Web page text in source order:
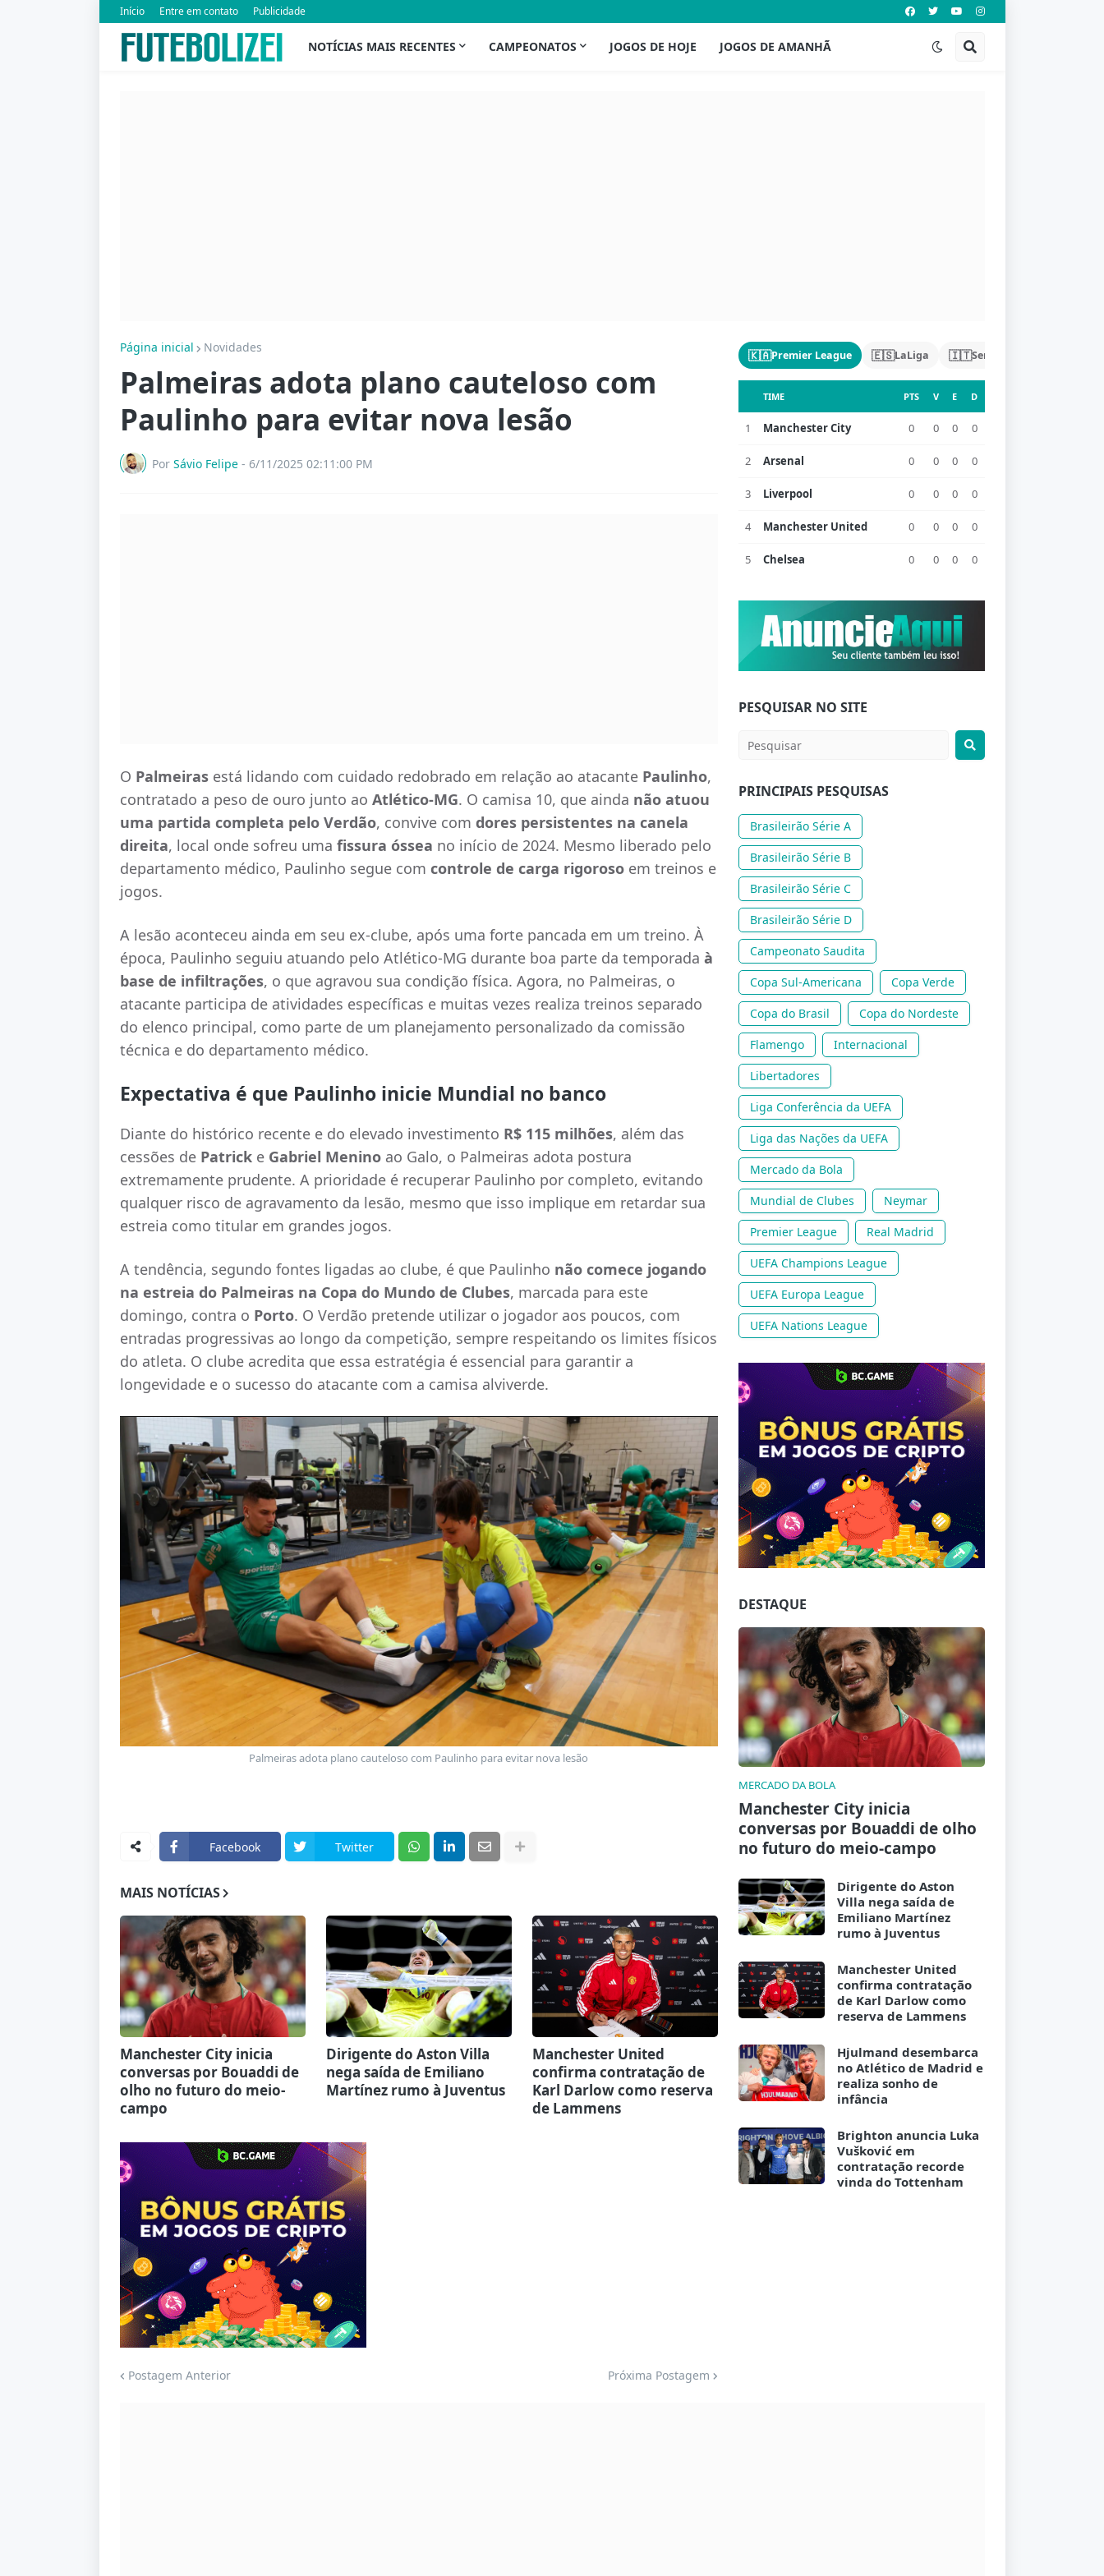
Início Entre em contato Publicidade
NOTÍCIAS MAIS RECENTES CAMPEONATOS JOGOS DE HOJE JOGOS DE AMANHÃ
Página inicial Novidades
Palmeiras adota plano cauteloso com
Paulinho para evitar nova lesão
Por Sávio Felipe - 6/11/2025 02:11:00 PM
O Palmeirasestá lidando com cuidado redobrado em relação ao atacante Paulinho,
contratado a peso de ouro junto ao Atlético-MG. O camisa 10, que ainda não atuou
uma partida completa pelo Verdão, convive com dores persistentes na canela
direita, local onde sofreu uma fissura óssea no início de 2024. Mesmo liberado pelo
departamento médico, Paulinho segue com controle de carga rigorosoem treinos e
jogos.
A lesão aconteceu ainda em seu ex-clube, após uma forte pancada em um treino. À
época, Paulinho seguiu atuando pelo Atlético-MG durante boa parte da temporada à
base de infiltrações, o que agravou sua condição física. Agora, no Palmeiras, o
atacante participa de atividades específicas e muitas vezes realiza treinos separado
do elenco principal, como parte de um planejamento personalizado da comissão
técnica e do departamento médico.
Expectativa é que Paulinho inicie Mundial no banco
Diante do histórico recente e do elevado investimento R$ 115 milhões, além das
cessões de Patricke Gabriel Meninoao Galo, o Palmeiras adota postura
extremamente prudente. A prioridade é recuperar Paulinho por completo, evitando
qualquer risco de agravamento da lesão, mesmo que isso implique em retardar sua
estreia como titular em grandes jogos.
A tendência, segundo fontes ligadas ao clube, é que Paulinho não comece jogando
na estreia do Palmeiras na Copa do Mundo de Clubes, marcada para este
domingo, contra o Porto. O Verdão pretende utilizar o jogador aos poucos, com
entradas progressivas ao longo da competição, sempre respeitando os limites físicos
do atleta. O clube acredita que essa estratégia é essencial para garantir a
longevidade e o sucesso do atacante com a camisa alviverde.
Palmeiras adota plano cauteloso com Paulinho para evitar nova lesão
Facebook Twitter
MAIS NOTÍCIAS
Manchester City inicia
conversas por Bouaddi de
olho no futuro do meio-
campo
Dirigente do Aston Villa
nega saída de Emiliano
Martínez rumo à Juventus
Manchester United
confirma contratação de
Karl Darlow como reserva
de Lammens
Jogue com responsabilidade. 18+
Postagem Anterior Próxima Postagem
🇰🇦Premier League 🇪🇸LaLiga 🇮🇹Serie A
TIME PTS V E D
1 Manchester City 0 0 0 0
2 Arsenal 0 0 0 0
3 Liverpool 0 0 0 0
4 Manchester United 0 0 0 0
5 Chelsea 0 0 0 0
PESQUISAR NO SITE
PRINCIPAIS PESQUISAS
Brasileirão Série A
Brasileirão Série B
Brasileirão Série C
Brasileirão Série D
Campeonato Saudita
Copa Sul-Americana
Copa Verde
Copa do Brasil
Copa do Nordeste
Flamengo
Internacional
Libertadores
Liga Conferência da UEFA
Liga das Nações da UEFA
Mercado da Bola
Mundial de Clubes
Neymar
Premier League
Real Madrid
UEFA Champions League
UEFA Europa League
UEFA Nations League
Jogue com responsabilidade. 18+
DESTAQUE
MERCADO DA BOLA
Manchester City inicia
conversas por Bouaddi de olho
no futuro do meio-campo
Dirigente do Aston
Villa nega saída de
Emiliano Martínez
rumo à Juventus
Manchester United
confirma contratação
de Karl Darlow como
reserva de Lammens
Hjulmand desembarca
no Atlético de Madrid e
realiza sonho de
infância
Brighton anuncia Luka
Vušković em
contratação recorde
vinda do Tottenham